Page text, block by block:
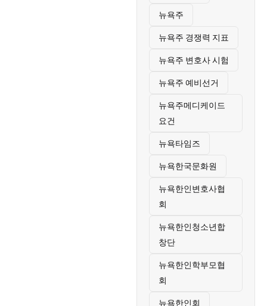
뉴욕주
뉴욕주 경쟁력 지표
뉴욕주 변호사 시험
뉴욕주 예비선거
뉴욕주메디케이드
요건
뉴욕타임즈
뉴욕한국문화원
뉴욕한인변호사협
회
뉴욕한인청소년합
창단
뉴욕한인학부모협
회
뉴욕한인회